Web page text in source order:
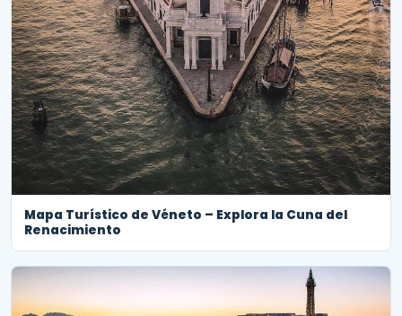
Mapa Turístico de Véneto – Explora la Cuna del
Renacimiento